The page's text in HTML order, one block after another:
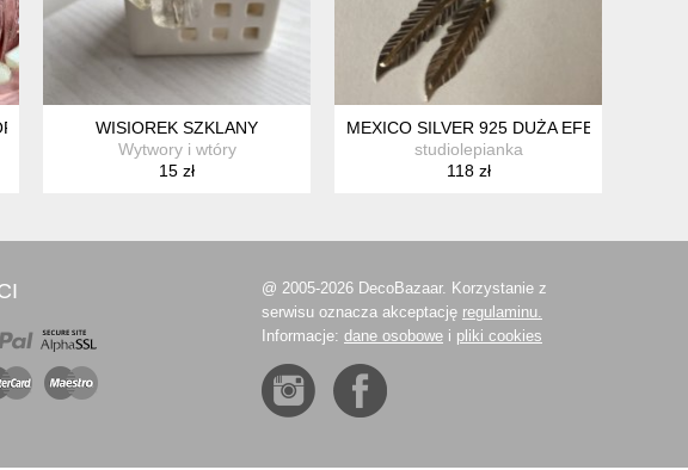
❦❀❦WISIOREK SZKLANY
Wytwory i wtóry
15 zł
MEXICO SILVER 925 DUŻA EFEKTOWNA
studiolepianka
118 zł
@ 2005-2026 DecoBazaar. Korzystanie z
serwisu oznacza akceptację regulaminu.
Informacje: dane osobowe i pliki cookies